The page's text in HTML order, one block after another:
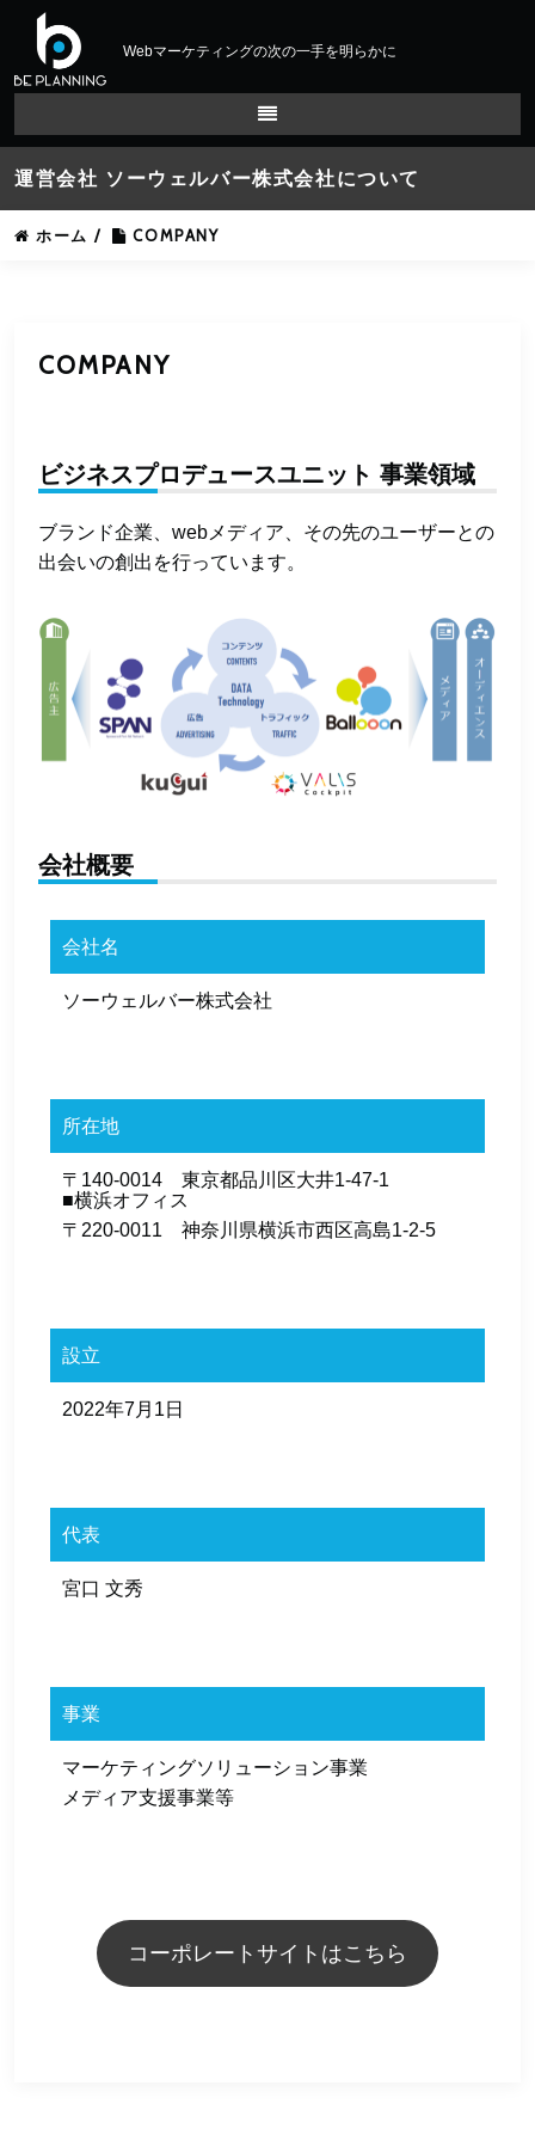
Webマーケティングの次の一手を明らかに
運営会社 ソーウェルバー株式会社について
ホーム / COMPANY
COMPANY
ビジネスプロデュースユニット 事業領域
ブランド企業、webメディア、その先のユーザーとの
出会いの創出を行っています。
会社概要
会社名
ソーウェルバー株式会社
所在地
〒140-0014 東京都品川区大井1-47-1
■横浜オフィス
〒220-0011 神奈川県横浜市西区高島1-2-5
設立
2022年7月1日
代表
宮口 文秀
事業
マーケティングソリューション事業
メディア支援事業等
コーポレートサイトはこちら